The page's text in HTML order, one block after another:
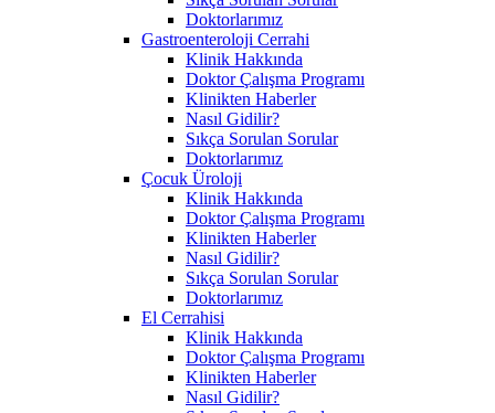
Doktorlarımız
Gastroenteroloji Cerrahi
Klinik Hakkında
Doktor Çalışma Programı
Klinikten Haberler
Nasıl Gidilir?
Sıkça Sorulan Sorular
Doktorlarımız
Çocuk Üroloji
Klinik Hakkında
Doktor Çalışma Programı
Klinikten Haberler
Nasıl Gidilir?
Sıkça Sorulan Sorular
Doktorlarımız
El Cerrahisi
Klinik Hakkında
Doktor Çalışma Programı
Klinikten Haberler
Nasıl Gidilir?